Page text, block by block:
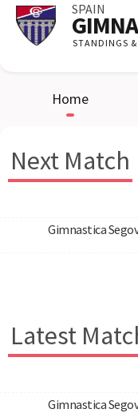
SPAIN
STANDINGS
Home
Next Match
Gimnastica
Latest
Gimnastica